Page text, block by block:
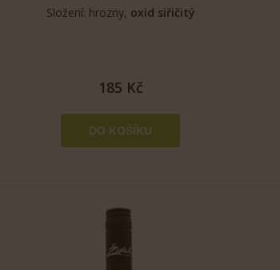
Složení: hrozny, oxid siřičitý
185 Kč